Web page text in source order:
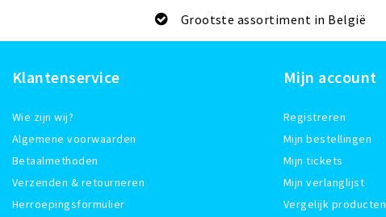
Grootste assortiment in België
Klantenservice
Wie zijn wij?
Algemene voorwaarden
Betaalmethoden
Verzenden & retourneren
Herroepingsformulier
Mijn account
Registreren
Mijn bestellingen
Mijn tickets
Mijn verlanglijst
Vergelijk producten